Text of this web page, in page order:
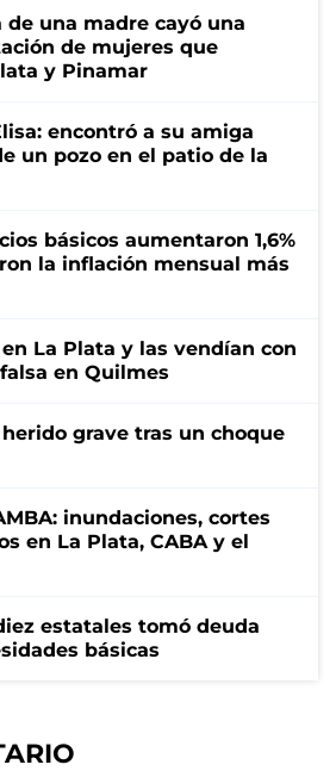
de una madre cayó una
de mujeres que
y Pinamar
encontró a su amiga
un pozo en el patio de la
básicos aumentaron 1,6%
la inflación mensual más
La Plata y las vendían con
en Quilmes
grave tras un choque
inundaciones, cortes
en La Plata, CABA y el
estatales tomó deuda
básicas